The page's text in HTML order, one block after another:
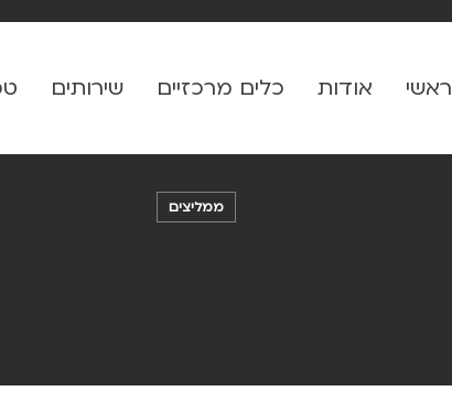
ראשי אודות כלים מרכזיים שירותים
ממליצים